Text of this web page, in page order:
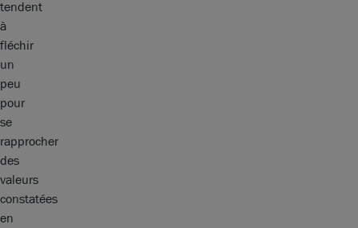
tendent
à
fléchir
un
peu
pour
se
rapprocher
des
valeurs
constatées
en